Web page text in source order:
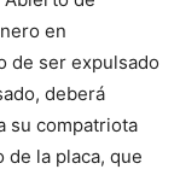
en
de ser expulsado
deberá
su compatriota
de la placa, que